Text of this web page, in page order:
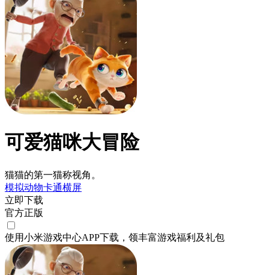
可爱猫咪大冒险
猫猫的第一猫称视角。
模拟动物卡通横屏
立即下载
官方正版
使用小米游戏中心APP下载 ，领丰富游戏福利 及礼包